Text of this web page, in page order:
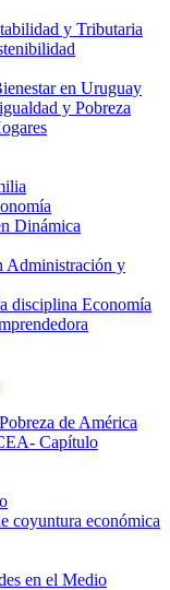
y Tributaria
en Uruguay
y Pobreza
Dinámica
Administración y
disciplina Economía
de América
Capítulo
coyuntura económica
en el Medio